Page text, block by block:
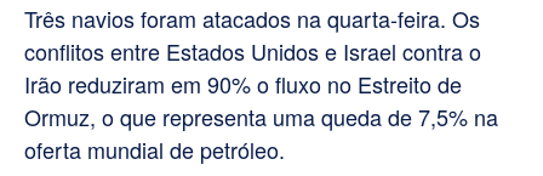
Três navios foram atacados na quarta-feira. Os
conflitos entre Estados Unidos e Israel contra o
Irão reduziram em 90% o fluxo no Estreito de
Ormuz, o que representa uma queda de 7,5% na
oferta mundial de petróleo.